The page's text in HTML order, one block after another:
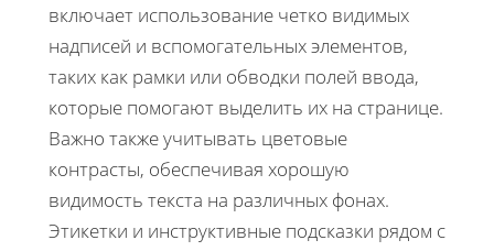
включает использование четко видимых
надписей и вспомогательных элементов,
таких как рамки или обводки полей ввода,
которые помогают выделить их на странице.
Важно также учитывать цветовые
контрасты, обеспечивая хорошую
видимость текста на различных фонах.
Этикетки и инструктивные подсказки рядом с